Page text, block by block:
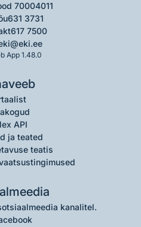
70004011
631 3731
617 7500
App 1.48.0
API
ja teated
teatis
kanalitel.